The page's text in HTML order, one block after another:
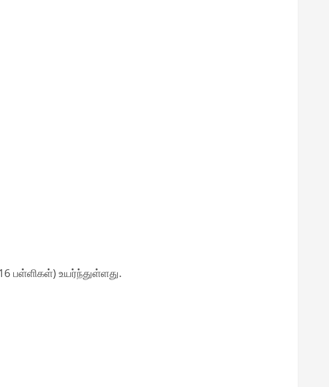
பள்ளிகள்) உயர்ந்துள்ளது.